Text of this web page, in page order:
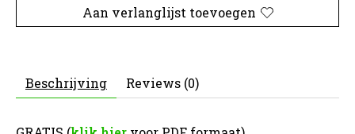
Aan verlanglijst toevoegen
Beschrijving Reviews (0)